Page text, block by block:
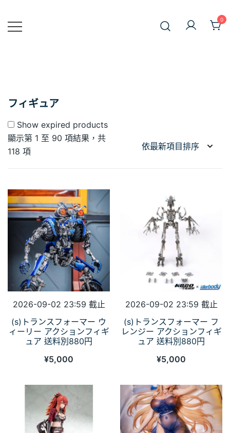
content
JiniusMar
0
フィギュア
Show expired products
顯示第 1 至 90 項結果，共
118 項Sorted
2026-09-02 23:59 截止
(s)トランスフォーマー ウ
ィーリー アクションフィギ
ュア 送料別880円
¥5,000
2026-09-02 23:59 截止
(s)トランスフォーマー フ
レンジー アクションフィギ
ュア 送料別880円
¥5,000